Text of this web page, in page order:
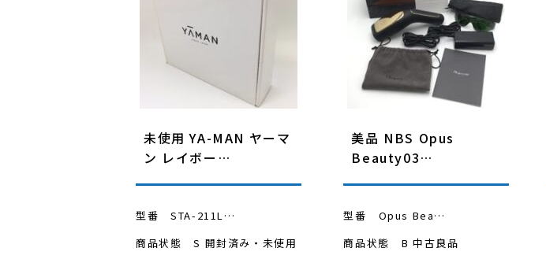
未使用 YA-MAN ヤーマ
ン レイボー…
型番
STA-211L…
商品状態
S 開封済み・未使用
美品 NBS Opus
Beauty03…
型番
Opus Bea…
商品状態
B 中古良品